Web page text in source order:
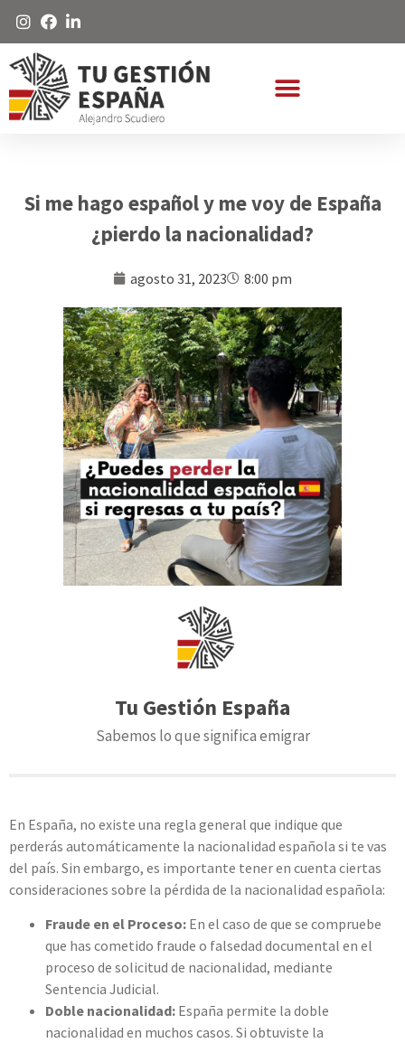
Si me hago español y me voy de España
¿pierdo la nacionalidad?
agosto 31, 2023 8:00 pm
Tu Gestión España
Sabemos lo que significa emigrar
En España, no existe una regla general que indique que
perderás automáticamente la nacionalidad española si te vas
del país. Sin embargo, es importante tener en cuenta ciertas
consideraciones sobre la pérdida de la nacionalidad española:
Fraude en el Proceso: En el caso de que se compruebe
que has cometido fraude o falsedad documental en el
proceso de solicitud de nacionalidad, mediante
Sentencia Judicial.
Doble nacionalidad: España permite la doble
nacionalidad en muchos casos. Si obtuviste la